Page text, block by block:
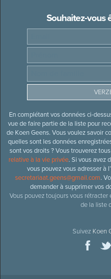
Souhaitez-vous
En complétant vos données ci-
vue de faire partie de la liste pour
de Koen Geens. Vous voulez savoir
quelles sont les données
sont vos droits ? Vous trouverez
relative à la vie privée. Si vous avez
vous pouvez vous adresser à
secretariaat.geens@gmail.com.
demander à supprimer vos
Vous pouvez toujours vous
de la liste
Suivez Koen